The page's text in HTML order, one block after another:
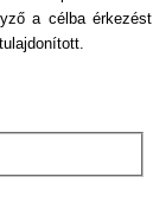
a célba érkezést